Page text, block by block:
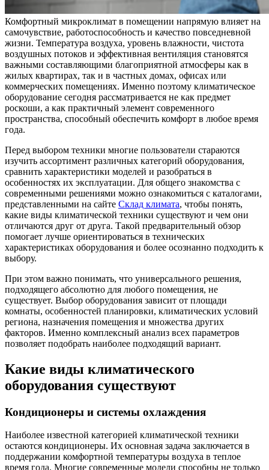
Комфортный микроклимат в помещении напрямую влияет на
самочувствие, работоспособность и качество повседневной
жизни. Температура воздуха, уровень влажности, чистота
воздушных потоков и эффективная вентиляция становятся
важными составляющими благоприятной атмосферы как в
жилых квартирах, так и в частных домах, офисах или
коммерческих помещениях. Именно поэтому климатическое
оборудование сегодня рассматривается не как предмет
роскоши, а как практичный элемент современного
пространства, способный обеспечить комфорт в любое время
года.
Перед выбором техники многие пользователи стараются
изучить ассортимент различных категорий оборудования,
сравнить характеристики моделей и разобраться в
особенностях их эксплуатации. Для общего знакомства с
современными решениями можно ознакомиться с каталогами,
представленными на сайте Склад климата, чтобы понять,
какие виды климатической техники существуют и чем они
отличаются друг от друга. Такой предварительный обзор
помогает лучше ориентироваться в технических
характеристиках оборудования и более осознанно подходить к
выбору.
При этом важно понимать, что универсального решения,
подходящего абсолютно для любого помещения, не
существует. Выбор оборудования зависит от площади
комнаты, особенностей планировки, климатических условий
региона, назначения помещения и множества других
факторов. Именно комплексный анализ всех параметров
позволяет подобрать наиболее подходящий вариант.
Какие виды климатического
оборудования существуют
Кондиционеры и системы охлаждения
Наиболее известной категорией климатической техники
остаются кондиционеры. Их основная задача заключается в
поддержании комфортной температуры воздуха в теплое
время года. Многие современные модели способны не только